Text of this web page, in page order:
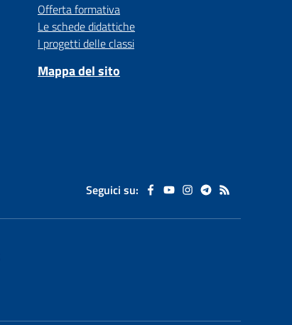
Offerta formativa
Le schede didattiche
I progetti delle classi
Mappa del sito
Seguici su: